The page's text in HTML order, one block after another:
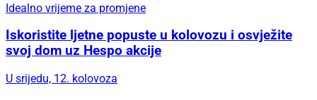
Idealno vrijeme za promjene
Iskoristite ljetne popuste u kolovozu i osvježite
svoj dom uz Hespo akcije
U srijedu, 12. kolovoza